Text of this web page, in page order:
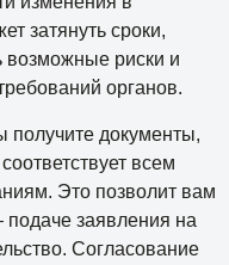
затянуть сроки,
возможные риски и
органов.
получите документы,
всем
Это позволит вам
заявления на
Согласование